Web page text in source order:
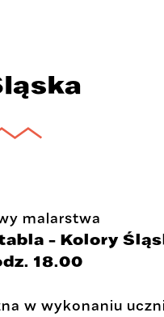
malarstwa
- Kolory
18.00
w wykonaniu